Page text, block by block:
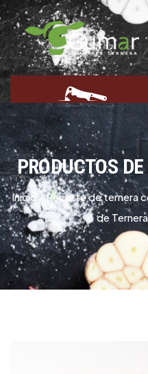
PRODUCTOS
Inicio/Recorte de ternera
de